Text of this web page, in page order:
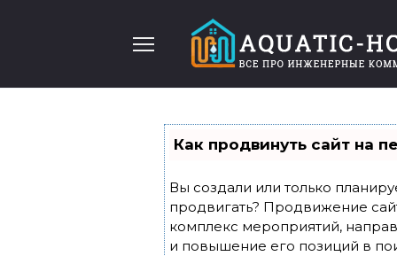
Как продвинуть сайт на
Вы создали или только
продвигать? Продвижение
комплекс мероприятий,
и повышение его позиций в